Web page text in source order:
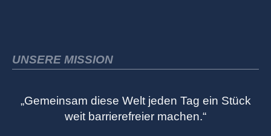
UNSERE MISSION
„Gemeinsam diese Welt jeden Tag ein Stück
weit barrierefreier machen.“